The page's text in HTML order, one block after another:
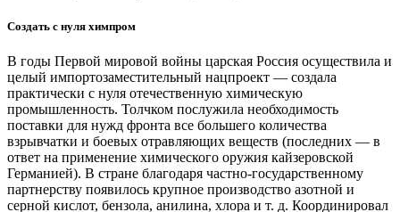
Создать с нуля химпром
В годы Первой мировой войны царская Россия осуществила и
целый импортозаместительный нацпроект — ​создала
практически с нуля отечественную химическую
промышленность. Толчком послужила необходимость
поставки для нужд фронта все большего количества
взрывчатки и боевых отравляющих веществ (последних — ​в
ответ на применение химического оружия кайзеровской
Германией). В стране благодаря частно-государственному
партнерству появилось крупное производство азотной и
серной кислот, бензола, анилина, хлора и т. д. Координировал